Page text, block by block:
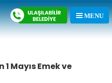
1 Mayıs Emek ve